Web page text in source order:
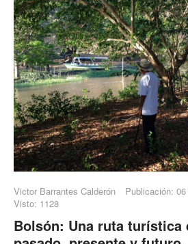
Victor Barrantes Calderón
Publicación:
Visto: 1128
Bolsón: Una ruta turística